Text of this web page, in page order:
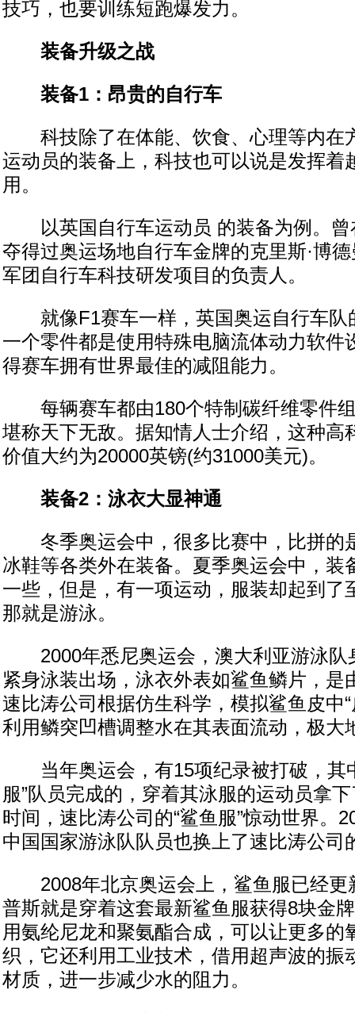
技巧，也要训练短跑爆发力。
装备升级之战
装备1：昂贵的自行车
科技除了在体能、饮食、心理等内在
运动员的装备上，科技也可以说是发挥着
用。
以英国自行车运动员 的装备为例。曾
夺得过奥运场地自行车金牌的克里斯·博
军团自行车科技研发项目的负责人。
就像F1赛车一样，英国奥运自行车队
一个零件都是使用特殊电脑流体动力软件
得赛车拥有世界最佳的减阻能力。
每辆赛车都由180个特制碳纤维零件
堪称天下无敌。据知情人士介绍，这种高
价值大约为20000英镑(约31000美元)。
装备2：泳衣大显神通
冬季奥运会中，很多比赛中，比拼的
冰鞋等各类外在装备。夏季奥运会中，装
一些，但是，有一项运动，服装却起到了
那就是游泳。
2000年悉尼奥运会，澳大利亚游泳队
紧身泳装出场，泳衣外表如鲨鱼鳞片，是
速比涛公司根据仿生科学，模拟鲨鱼皮中
利用鳞突凹槽调整水在其表面流动，极大
当年奥运会，有15项纪录被打破，其
服”队员完成的，穿着其泳服的运动员拿
时间，速比涛公司的“鲨鱼服”惊动世界。
中国国家游泳队队员也换上了速比涛公司
2008年北京奥运会上，鲨鱼服已经更
普斯就是穿着这套最新鲨鱼服获得8块金
用氨纶尼龙和聚氨酯合成，可以让更多的
织，它还利用工业技术，借用超声波的振
材质，进一步减少水的阻力。